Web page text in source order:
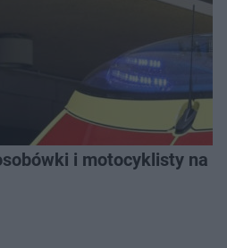
i motocyklisty na